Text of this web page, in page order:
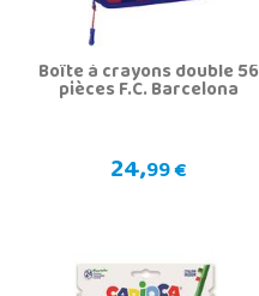
Boîte à crayons double 56
pièces F.C. Barcelona
24,99 €